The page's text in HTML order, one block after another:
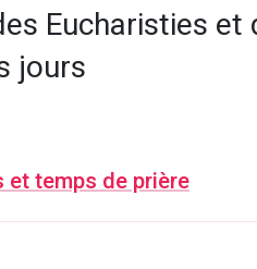
Eucharisties
jours
et temps de prière